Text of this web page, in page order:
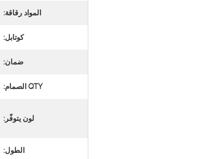
المواد رقاقة:
كوتابل:
ضمان:
QTY الصمام:
لون يتوفّر:
الطول: